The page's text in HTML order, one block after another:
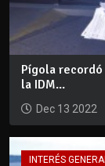
Pígola recordó
la IDM...
Dec 13 2022
INTERÉS GENERAL